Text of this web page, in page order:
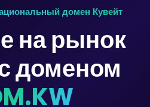
домен Кувейт
на рынок
доменом